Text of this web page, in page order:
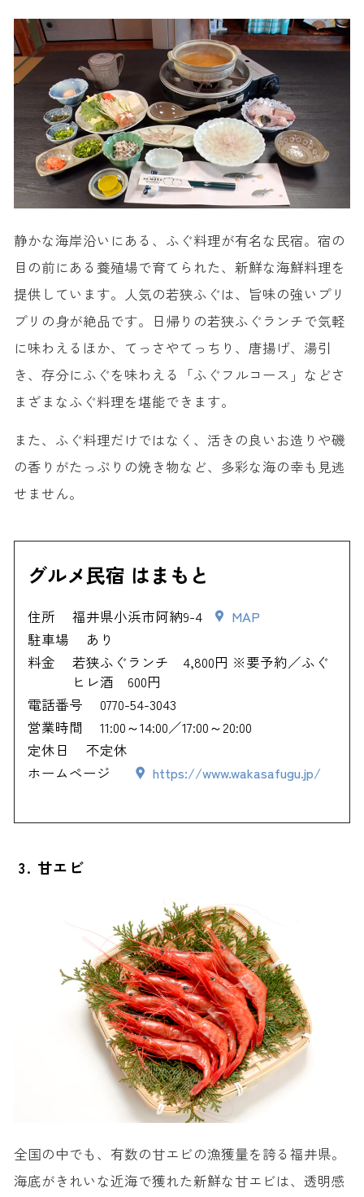
静かな海岸沿いにある、ふぐ料理が有名な民宿。宿の
目の前にある養殖場で育てられた、新鮮な海鮮料理を
提供しています。人気の若狭ふぐは、旨味の強いプリ
プリの身が絶品です。日帰りの若狭ふぐランチで気軽
に味わえるほか、てっさやてっちり、唐揚げ、湯引
き、存分にふぐを味わえる「ふぐフルコース」などさ
まざまなふぐ料理を堪能できます。
また、ふぐ料理だけではなく、活きの良いお造りや磯
の香りがたっぷりの焼き物など、多彩な海の幸も見逃
せません。
グルメ民宿 はまもと
住所 福井県小浜市阿納9-4
MAP
駐車場
あり
料金
若狭ふぐランチ 4,800円 ※要予約／ふぐ
ヒレ酒 600円
電話番号
0770-54-3043
営業時間
11:00～14:00／17:00～20:00
定休日
不定休
ホームページ
https://www.wakasafugu.jp/
3. 甘エビ
全国の中でも、有数の甘エビの漁獲量を誇る福井県。
海底がきれいな近海で獲れた新鮮な甘エビは、透明感